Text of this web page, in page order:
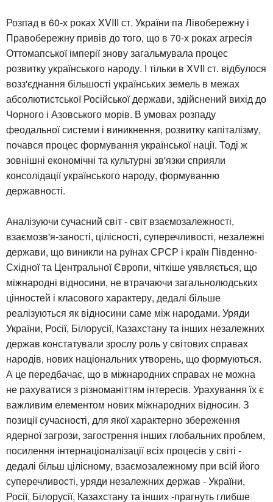
Розпад в 60-х роках XVIII ст. України па Лівобережну і
Правобережну привів до того, що в 70-х роках агресія
Оттомапської імперії знову загальмувала процес
розвитку українського народу. І тільки в XVII ст. відбулося
возз'єднання більшості українських земель в межах
абсолютистської Російської держави, здійснений вихід до
Чорного і Азовського морів. В умовах розпаду
феодальної системи і виникнення, розвитку капіталізму,
почався процес формування української нації. Тоді ж
зовнішні економічні та культурні зв'язки сприяли
консолідації українського народу, формуванню
державності.
Аналізуючи сучасний світ - світ взаємозалежності,
взаємозв'я-заності, цілісності, суперечливості, незалежні
держави, що виникли на руїнах СРСР і країн Південно-
Східної та Центральної Європи, чіткіше уявляється, що
міжнародні відносини, не втрачаючи загальнолюдських
цінностей і класового характеру, дедалі більше
реалізуються як відносини саме між народами. Уряди
України, Росії, Білорусії, Казахстану та інших незалежних
держав констатували зрослу роль у світових справах
народів, нових національних утворень, що формуються.
А це передбачає, що в міжнародних справах не можна
не рахуватися з різноманіттям інтересів. Урахування їх є
важливим елементом нових міжнародних відносин. З
позиції сучасності, для якої характерно збереження
ядерної загрози, загострення інших глобальних проблем,
посилення інтернаціоналізації всіх процесів у світі -
дедалі більш цілісному, взаємозалежному при всій його
суперечливості, уряди незалежних держав - України,
Росії, Білорусії, Казахстану та інших -прагнуть глибше